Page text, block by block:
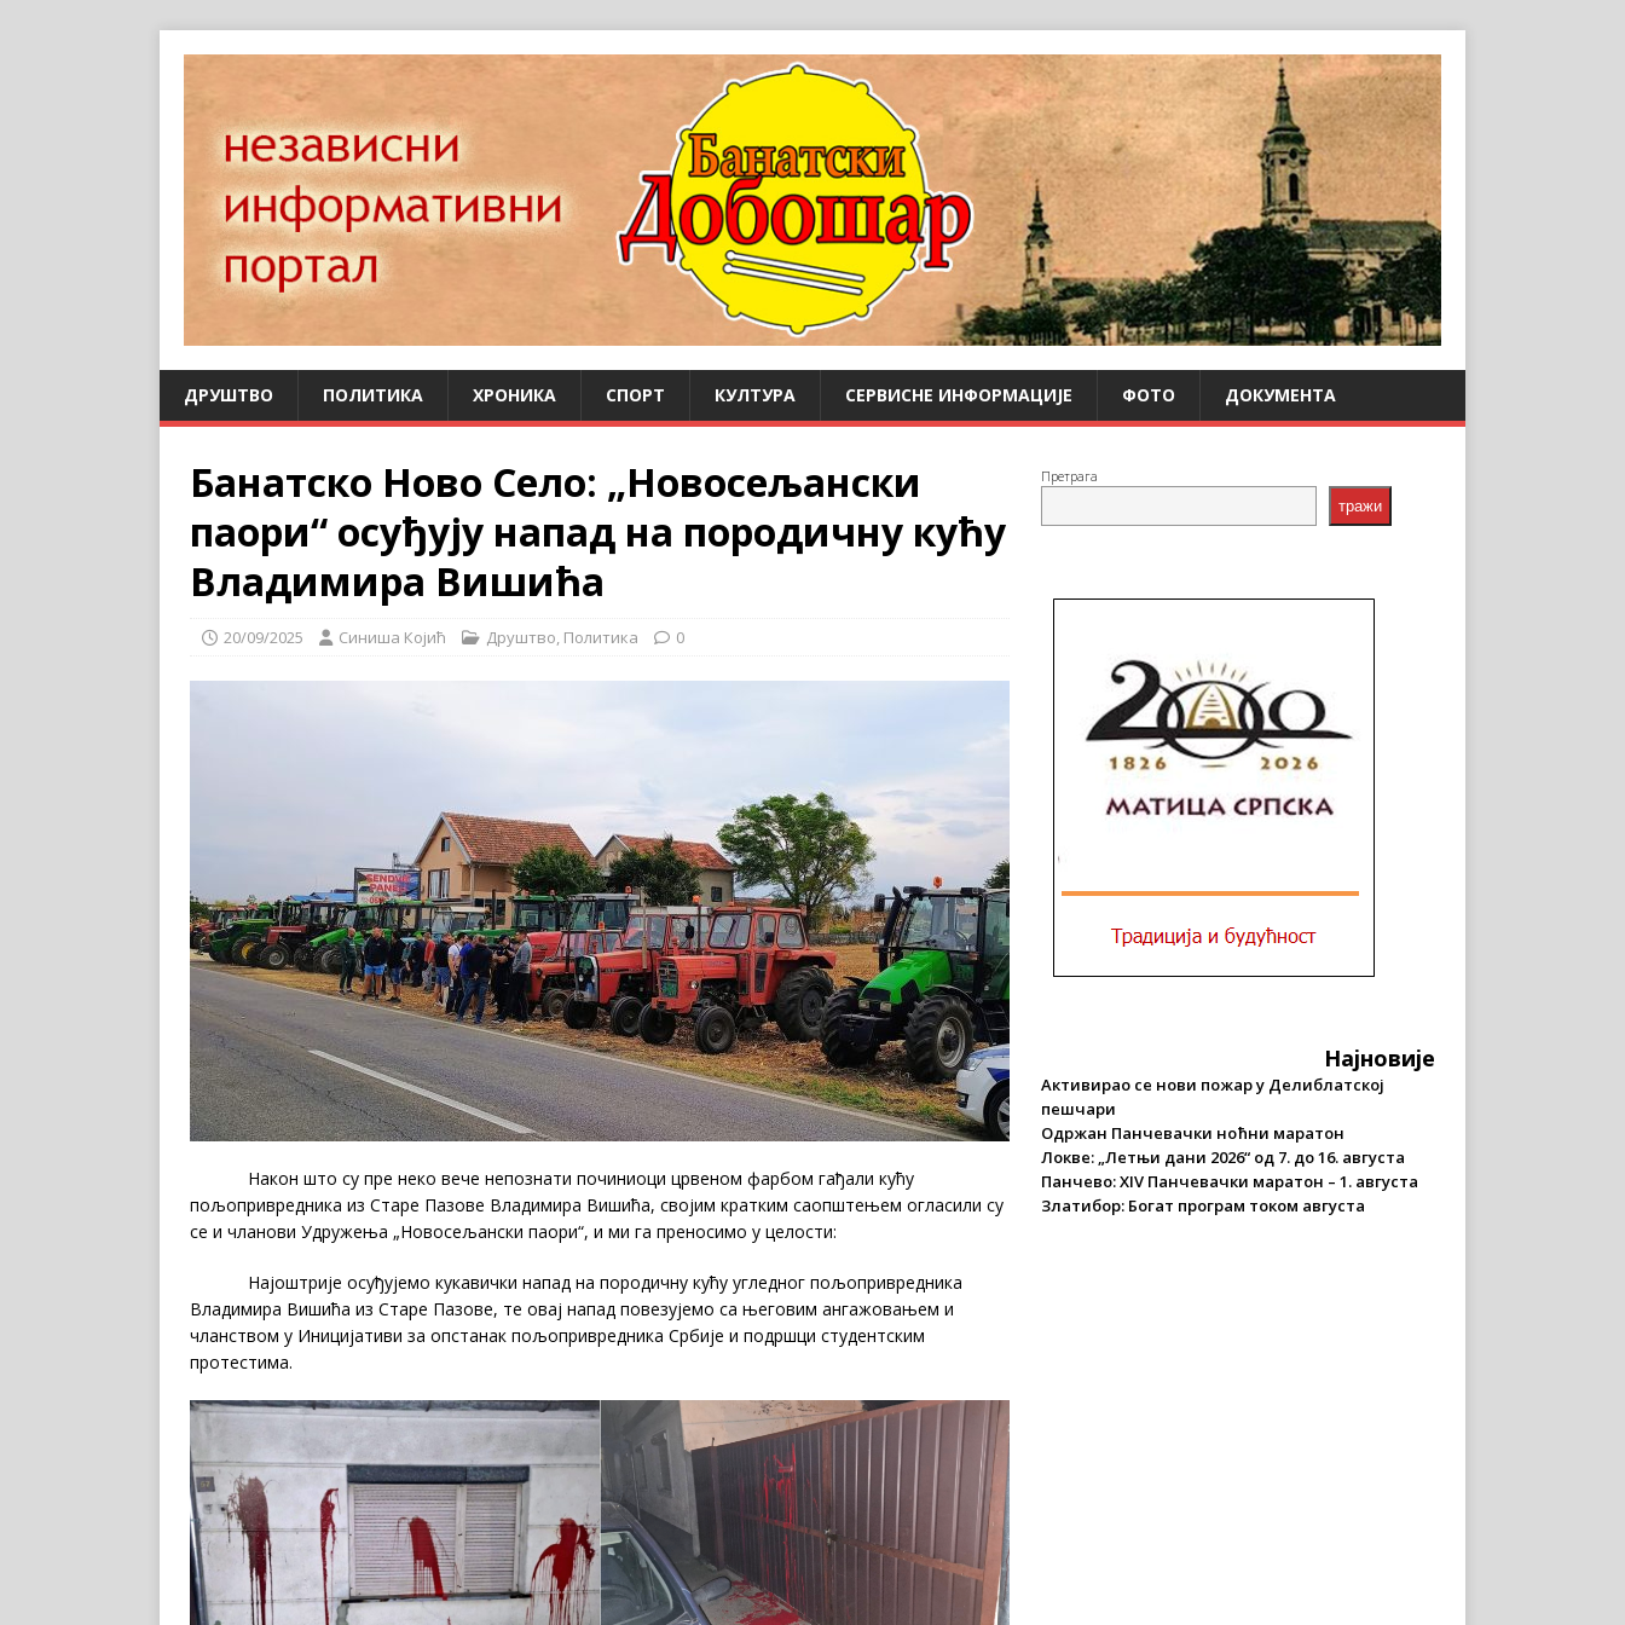
ДРУШТВО ПОЛИТИКА ХРОНИКА СПОРТ КУЛТУРА СЕРВИСНЕ ИНФОРМАЦИЈЕ ФОТО ДОКУМЕНТА
Банатско Ново Село: „Новосељански
паори“ осуђују напад на породичну кућу
Владимира Вишића
20/09/2025 Синиша Којић Друштво, Политика 0
Након што су пре неко вече непознати починиоци црвеном фарбом гађали кућу
пољопривредника из Старе Пазове Владимира Вишића, својим кратким саопштењем огласили су
се и чланови Удружења „Новосељански паори“, и ми га преносимо у целости:
Најоштрије осуђујемо кукавички напад на породичну кућу угледног пољопривредника
Владимира Вишића из Старе Пазове, те овај напад повезујемо са његовим ангажовањем и
чланством у Иницијативи за опстанак пољопривредника Србије и подршци студентским
протестима.
Претрага
тражи
Најновије
Активирао се нови пожар у Делиблатској
пешчари
Одржан Панчевачки ноћни маратон
Локве: „Летњи дани 2026“ од 7. до 16. августа
Панчево: XIV Панчевачки маратон – 1. августа
Златибор: Богат програм током августа